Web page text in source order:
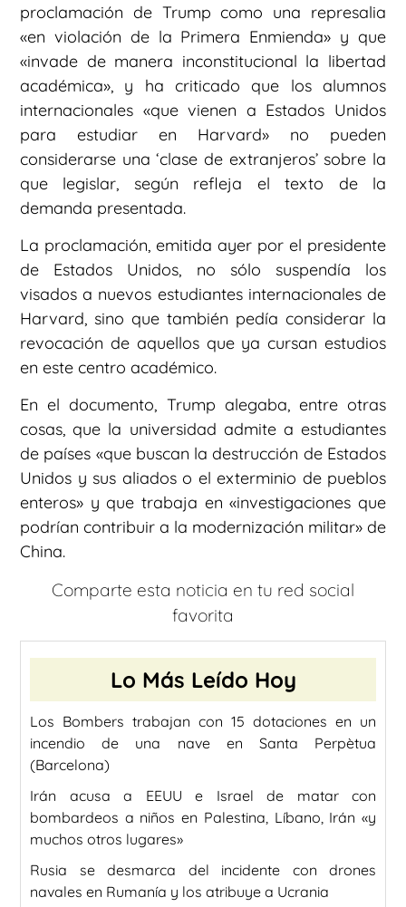
proclamación de Trump como una represalia
«en violación de la Primera Enmienda» y que
«invade de manera inconstitucional la libertad
académica», y ha criticado que los alumnos
internacionales «que vienen a Estados Unidos
para estudiar en Harvard» no pueden
considerarse una ‘clase de extranjeros’ sobre la
que legislar, según refleja el texto de la
demanda presentada.
La proclamación, emitida ayer por el presidente
de Estados Unidos, no sólo suspendía los
visados a nuevos estudiantes internacionales de
Harvard, sino que también pedía considerar la
revocación de aquellos que ya cursan estudios
en este centro académico.
En el documento, Trump alegaba, entre otras
cosas, que la universidad admite a estudiantes
de países «que buscan la destrucción de Estados
Unidos y sus aliados o el exterminio de pueblos
enteros» y que trabaja en «investigaciones que
podrían contribuir a la modernización militar» de
China.
Comparte esta noticia en tu red social
favorita
Lo Más Leído Hoy
Los Bombers trabajan con 15 dotaciones en un
incendio de una nave en Santa Perpètua
(Barcelona)
Irán acusa a EEUU e Israel de matar con
bombardeos a niños en Palestina, Líbano, Irán «y
muchos otros lugares»
Rusia se desmarca del incidente con drones
navales en Rumanía y los atribuye a Ucrania